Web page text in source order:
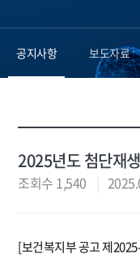
공지사항 보도자료
2025년도 첨단재
조회수 1,540
[보건복지부 공고 제